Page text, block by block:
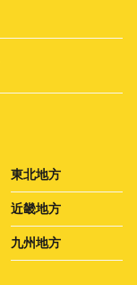
東北地方
近畿地方
九州地方